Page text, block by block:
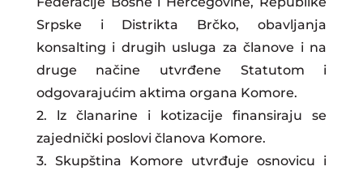
Srpske i Distrikta Brčko, obavljanja
konsalting i drugih usluga za članove i na
druge načine utvrđene Statutom i
odgovarajućim aktima organa Komore.
2. lz članarine i kotizacije finansiraju se
zajednički poslovi članova Komore.
3. Skupština Komore utvrđuje osnovicu i